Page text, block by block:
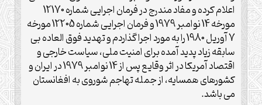
اعلام کرده و مفاد مندرج در فرمان اجرایی شماره 12170
مورخه 14 نوامبر 1979 و فرمان اجرایی شماره 12205 مورخه
7 آوریل 1980 را به مورد اجرا گذاردم و تهدید فوق العاده بی
سابقه زیاد پدید آمده برای امنیت ملی، سیاست خارجی و
اقتصاد آمریکا در اثر وقایع پس از 14 نوامبر 1979 در ایران و
کشورهای همسایه، از جمله تهاجم شوروی به افغانستان
می باشد.